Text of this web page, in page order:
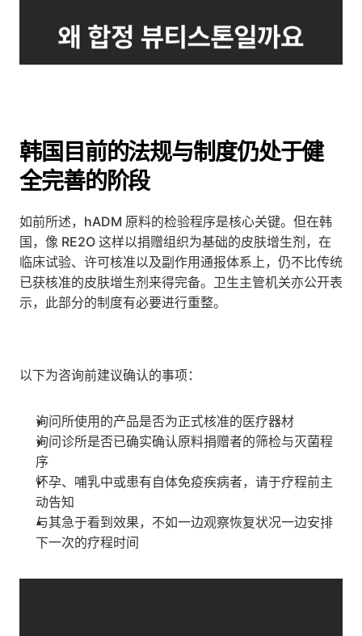
韩国目前的法规与制度仍处于健
全完善的阶段
如前所述，hADM 原料的检验程序是核心关键。但在韩
国，像 RE2O 这样以捐赠组织为基础的皮肤增生剂，在
临床试验、许可核准以及副作用通报体系上，仍不比传统
已获核准的皮肤增生剂来得完备。卫生主管机关亦公开表
示，此部分的制度有必要进行重整。
以下为咨询前建议确认的事项：
询问所使用的产品是否为正式核准的医疗器材
询问诊所是否已确实确认原料捐赠者的筛检与灭菌程
序
怀孕、哺乳中或患有自体免疫疾病者，请于疗程前主
动告知
与其急于看到效果，不如一边观察恢复状况一边安排
下一次的疗程时间